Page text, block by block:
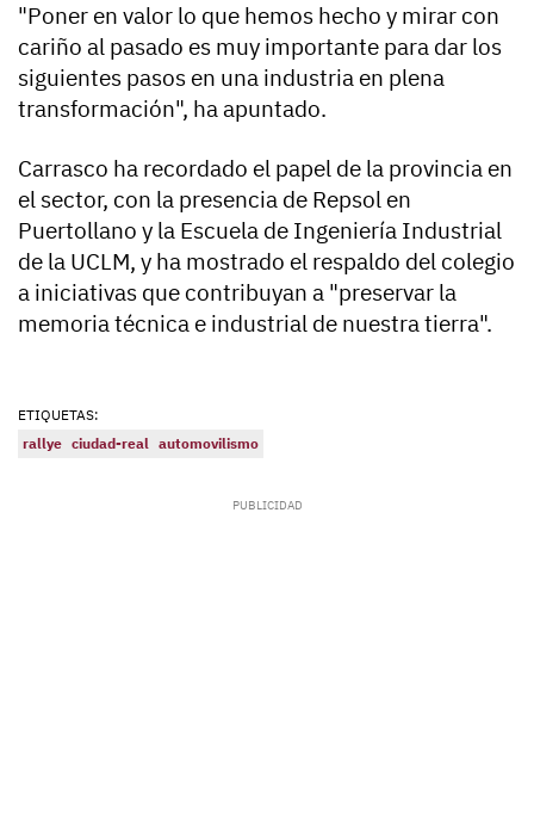
"Poner en valor lo que hemos hecho y mirar con
cariño al pasado es muy importante para dar los
siguientes pasos en una industria en plena
transformación", ha apuntado.
Carrasco ha recordado el papel de la provincia en
el sector, con la presencia de Repsol en
Puertollano y la Escuela de Ingeniería Industrial
de la UCLM, y ha mostrado el respaldo del colegio
a iniciativas que contribuyan a "preservar la
memoria técnica e industrial de nuestra tierra".
ETIQUETAS:
rallye ciudad-real automovilismo